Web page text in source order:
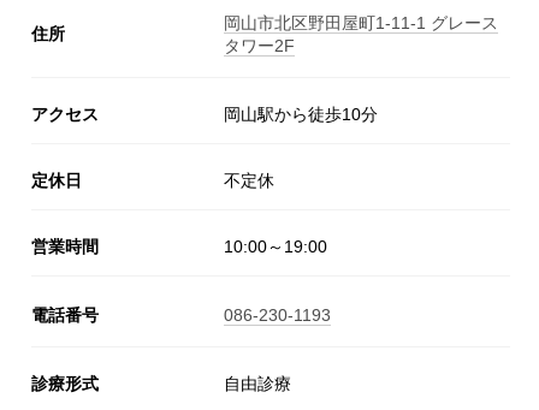
住所
岡山市北区野田屋町1-11-1 グレース
タワー2F
アクセス 岡山駅から徒歩10分
定休日 不定休
営業時間 10:00～19:00
電話番号 086-230-1193
診療形式 自由診療